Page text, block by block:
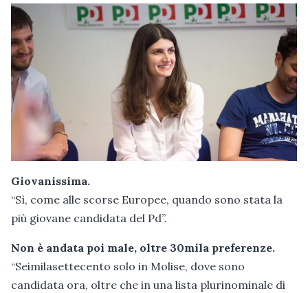
Giovanissima.
“Sì, come alle scorse Europee, quando sono stata la
più giovane candidata del Pd”.
Non è andata poi male, oltre 30mila preferenze.
“Seimilasettecento solo in Molise, dove sono
candidata ora, oltre che in una lista plurinominale di